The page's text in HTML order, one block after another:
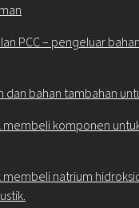
PCC – pengeluar
dan bahan tambahan
membeli komponen
membeli natrium